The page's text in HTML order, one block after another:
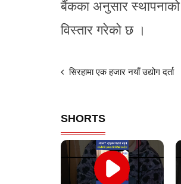
बैंकका अनुसार
विस्तार गरेको छ ।
सिरहामा एक हजार नयाँ उद्योग दर्ता
SHORTS